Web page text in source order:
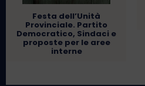
Festa dell’Unità
Provinciale. Partito
Democratico, Sindaci e
proposte per le aree
interne